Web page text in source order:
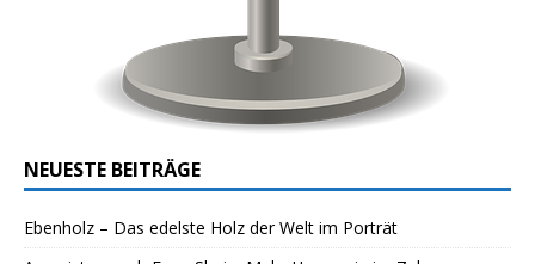
NEUESTE BEITRÄGE
Ebenholz – Das edelste Holz der Welt im Porträt